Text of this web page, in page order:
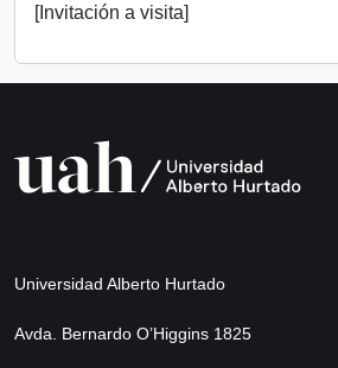
[Invitación a visita]
Universidad Alberto Hurtado
Avda. Bernardo O’Higgins 1825